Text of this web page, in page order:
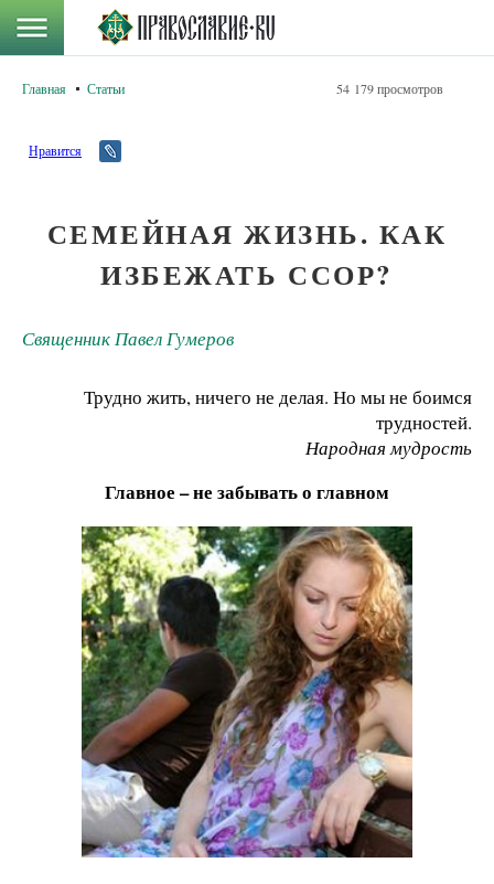
Главная Статьи 54 179 просмотров
Нравится
СЕМЕЙНАЯ ЖИЗНЬ. КАК
ИЗБЕЖАТЬ ССОР?
Священник Павел Гумеров
Трудно жить, ничего не делая. Но мы не боимся
трудностей.
Народная мудрость
Главное – не забывать о главном